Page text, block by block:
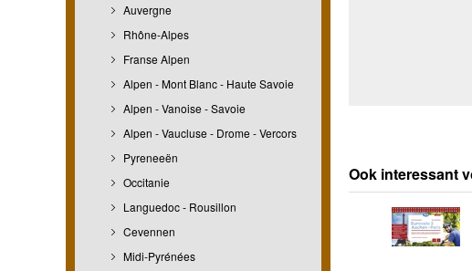
Auvergne
Rhône-Alpes
Franse Alpen
Alpen - Mont Blanc - Haute Savoie
Alpen - Vanoise - Savoie
Alpen - Vaucluse - Drome - Vercors
Pyreneeën
Occitanie
Languedoc - Rousillon
Cevennen
Midi-Pyrénées
Ook interessant